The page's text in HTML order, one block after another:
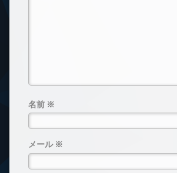
名前 ※
メール ※